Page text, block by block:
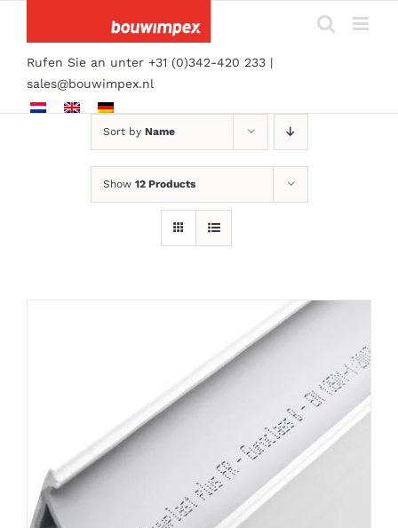
content
Rufen Sie an unter +31 (0)342-420 233 |
sales@bouwimpex.nl
Sort by Name
Show 12 Products